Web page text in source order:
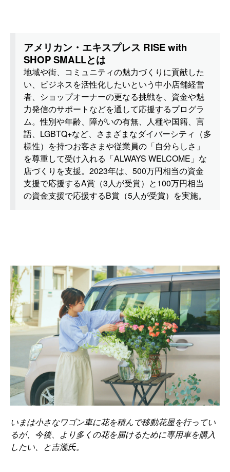
アメリカン・エキスプレス RISE with
SHOP SMALLとは
地域や街、コミュニティの魅力づくりに貢献した
い、ビジネスを活性化したいという中小店舗経営
者、ショップオーナーの更なる挑戦を、資金や魅
力発信のサポートなどを通して応援するプログラ
ム。性別や年齢、障がいの有無、人種や国籍、言
語、LGBTQ+など、さまざまなダイバーシティ（多
様性）を持つお客さまや従業員の「自分らしさ」
を尊重して受け入れる「ALWAYS WELCOME」な
店づくりを支援。2023年は、500万円相当の資金
支援で応援するA賞（3人が受賞）と100万円相当
の資金支援で応援するB賞（5人が受賞）を実施。
いまは小さなワゴン車に花を積んで移動花屋を行ってい
るが、今後、より多くの花を届けるために専用車を購入
したい、と吉瀧氏。